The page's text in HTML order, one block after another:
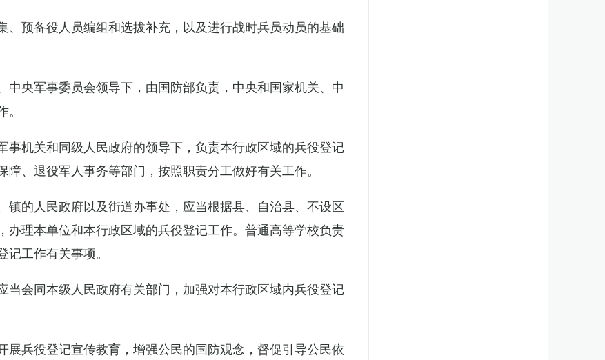
、预备役人员编组和选拔补充，以及进行战时兵员动员的基础
中央军事委员会领导下，由国防部负责，中央和国家机关、中
事机关和同级人民政府的领导下，负责本行政区域的兵役登记
、退役军人事务等部门，按照职责分工做好有关工作。
的人民政府以及街道办事处，应当根据县、自治县、不设区
理本单位和本行政区域的兵役登记工作。普通高等学校负责
工作有关事项。
当会同本级人民政府有关部门，加强对本行政区域内兵役登记
展兵役登记宣传教育，增强公民的国防观念，督促引导公民依